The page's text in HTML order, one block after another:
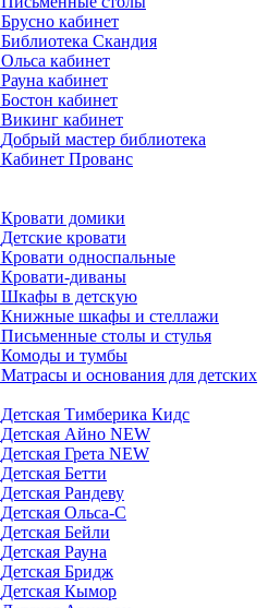
Брусно кабинет
Библиотека Скандия
Ольса кабинет
Рауна кабинет
Бостон кабинет
Викинг кабинет
Добрый мастер библиотека
Кабинет Прованс
Кровати домики
Детские кровати
Кровати односпальные
Кровати-диваны
Шкафы в детскую
Книжные шкафы и стеллажи
Письменные столы и стулья
Комоды и тумбы
Матрасы и основания для детских
Детская Тимберика Кидс
Детская Айно NEW
Детская Грета NEW
Детская Бетти
Детская Рандеву
Детская Ольса-С
Детская Бейли
Детская Рауна
Детская Бридж
Детская Кымор